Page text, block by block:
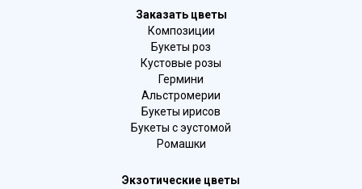
Заказать цветы
Композиции
Букеты роз
Кустовые розы
Гермини
Альстромерии
Букеты ирисов
Букеты с эустомой
Ромашки
Экзотические цветы